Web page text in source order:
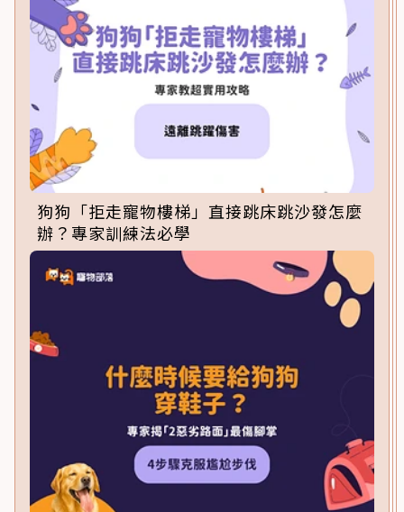
狗狗「拒走寵物樓梯」直接跳床跳沙發怎麼
辦？專家訓練法必學